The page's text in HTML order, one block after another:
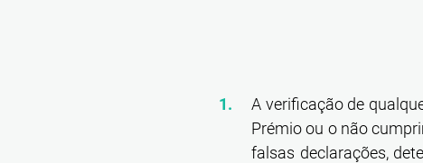
A verificação de
Prémio ou o não
falsas declarações,